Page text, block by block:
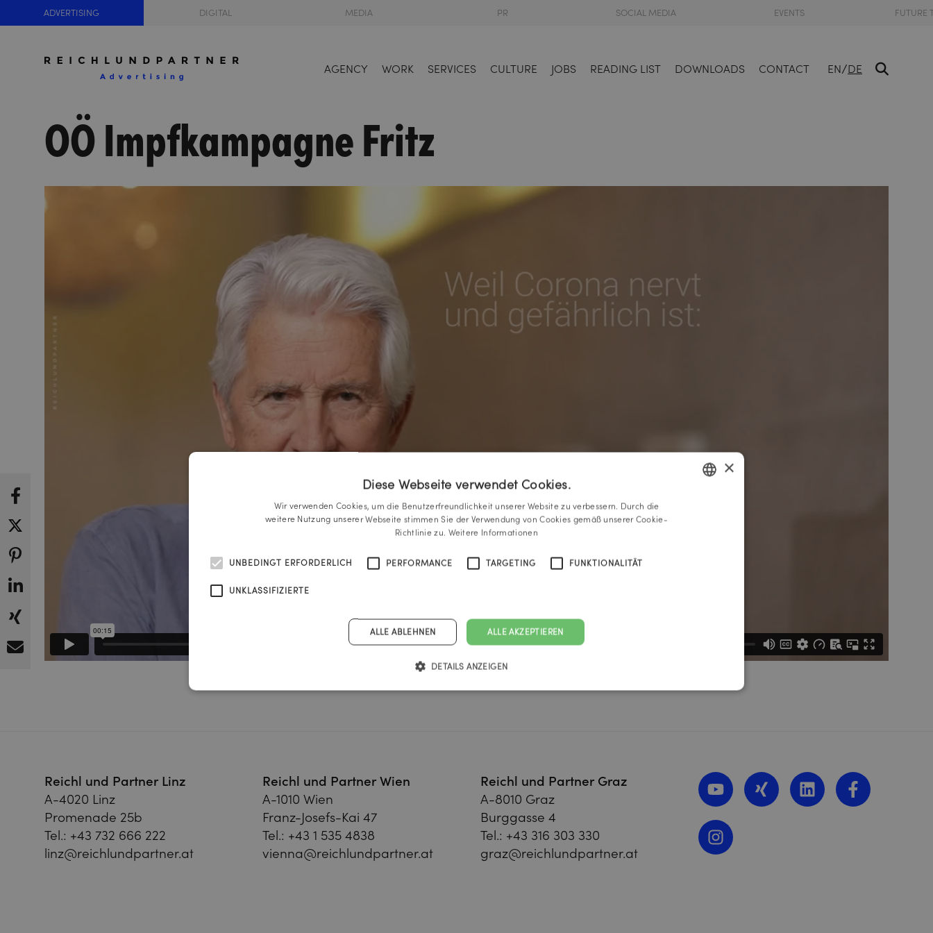
ADVERTISING DIGITAL MEDIA PR SOCIAL MEDIA EVENTS FUTURE
AGENCY WORK SERVICES CULTURE JOBS READING LIST DOWNLOADS CONTACT EN/DE
OÖ Impfkampagne Fritz
Reichl und Partner Linz
A-4020 Linz
Promenade 25b
Tel.: +43 732 666 222
linz@reichlundpartner.at
Reichl und Partner Wien
A-1010 Wien
Franz-Josefs-Kai 47
Tel.: +43 1 535 4838
vienna@reichlundpartner.at
Reichl und Partner Graz
A-8010 Graz
Burggasse 4
Tel.: +43 316 303 330
graz@reichlundpartner.at
×
Diese Webseite verwendet Cookies.
Wir verwenden Cookies, um die Benutzerfreundlichkeit unserer Website zu verbessern. Durch die
weitere Nutzung unserer Webseite stimmen Sie der Verwendung von Cookies gemäß unserer Cookie-
Richtlinie zu. Weitere Informationen
UNBEDINGT ERFORDERLICH PERFORMANCE TARGETING FUNKTIONALITÄT
UNKLASSIFIZIERTE
ALLE AKZEPTIEREN
ALLE ABLEHNEN
DETAILS ANZEIGEN